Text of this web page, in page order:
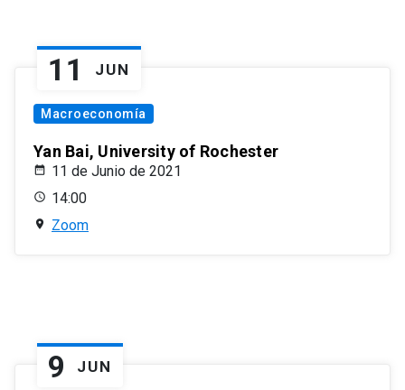
11 JUN
Macroeconomía
Yan Bai, University of Rochester
11 de Junio de 2021
14:00
Zoom
9 JUN